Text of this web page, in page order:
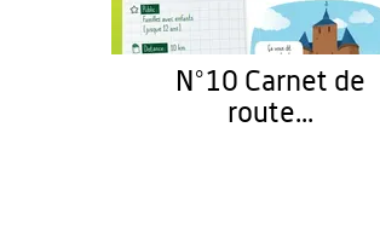
N°10 Carnet de
route...